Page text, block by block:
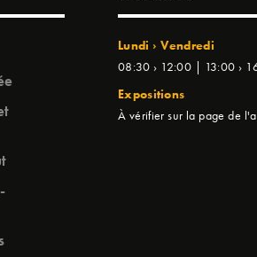
Lundi › Vendredi
08:30 › 12:00 | 13:00 ›
Expositions
À vérifier sur la page de